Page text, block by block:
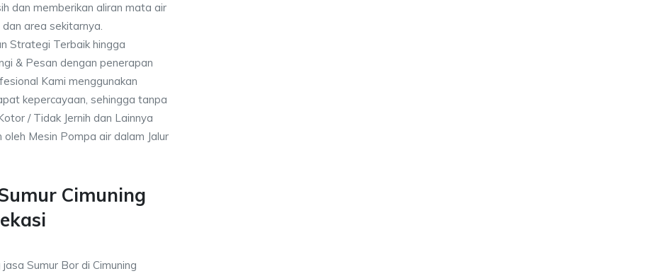
dan memberikan aliran mata air
area sekitarnya.
Strategi Terbaik hingga
& Pesan dengan penerapan
Kami menggunakan
kepercayaan, sehingga tanpa
/ Tidak Jernih dan Lainnya
Mesin Pompa air dalam Jalur
Cimuning
Sumur Bor di Cimuning